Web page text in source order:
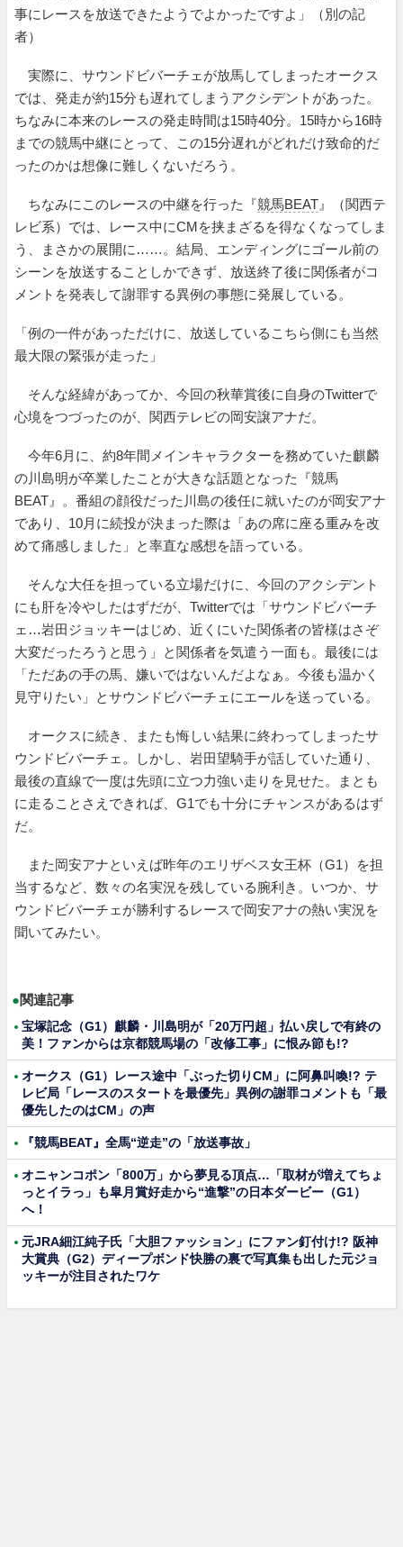
事にレースを放送できたようでよかったですよ」（別の記
者）
実際に、サウンドビバーチェが放馬してしまったオークス
では、発走が約15分も遅れてしまうアクシデントがあった。
ちなみに本来のレースの発走時間は15時40分。15時から16時
までの競馬中継にとって、この15分遅れがどれだけ致命的だ
ったのかは想像に難しくないだろう。
ちなみにこのレースの中継を行った『競馬BEAT 』（関西テ
レビ系）では、レース中にCMを挟まざるを得なくなってしま
う、まさかの展開に……。結局、エンディングにゴール前の
シーンを放送することしかできず、放送終了後に関係者がコ
メントを発表して謝罪する異例の事態に発展している。
「例の一件があっただけに、放送しているこちら側にも当然
最大限の緊張が走った」
そんな経緯があってか、今回の秋華賞後に自身のTwitterで
心境をつづったのが、関西テレビの岡安譲アナだ。
今年6月に、約8年間メインキャラクターを務めていた麒麟
の川島明が卒業したことが大きな話題となった『競馬
BEAT』。番組の顔役だった川島の後任に就いたのが岡安アナ
であり、10月に続投が決まった際は「あの席に座る重みを改
めて痛感しました」と率直な感想を語っている。
そんな大任を担っている立場だけに、今回のアクシデント
にも肝を冷やしたはずだが、Twitterでは「サウンドビバーチ
ェ…岩田ジョッキーはじめ、近くにいた関係者の皆様はさぞ
大変だったろうと思う」と関係者を気遣う一面も。最後には
「ただあの手の馬、嫌いではないんだよなぁ。今後も温かく
見守りたい」とサウンドビバーチェにエールを送っている。
オークスに続き、またも悔しい結果に終わってしまったサ
ウンドビバーチェ。しかし、岩田望騎手が話していた通り、
最後の直線で一度は先頭に立つ力強い走りを見せた。まとも
に走ることさえできれば、G1でも十分にチャンスがあるはず
だ。
また岡安アナといえば昨年のエリザベス女王杯（G1）を担
当するなど、数々の名実況を残している腕利き。いつか、サ
ウンドビバーチェが勝利するレースで岡安アナの熱い実況を
聞いてみたい。
●関連記事
宝塚記念（G1）麒麟・川島明が「20万円超」払い戻しで有終の
美！ファンからは京都競馬場の「改修工事」に恨み節も!?
オークス（G1）レース途中「ぶった切りCM」に阿鼻叫喚!? テ
レビ局「レースのスタートを最優先」異例の謝罪コメントも「最
優先したのはCM」の声
『競馬BEAT』全馬“逆走”の「放送事故」
オニャンコポン「800万」から夢見る頂点…「取材が増えてちょ
っとイラっ」も皐月賞好走から“進撃”の日本ダービー（G1）
へ！
元JRA細江純子氏「大胆ファッション」にファン釘付け!? 阪神
大賞典（G2）ディープボンド快勝の裏で写真集も出した元ジョ
ッキーが注目されたワケ